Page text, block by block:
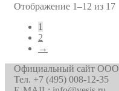
Отображение 1–12 из 17
1
2
→
Официальный сайт
Тел. +7 (495) 008-12-35